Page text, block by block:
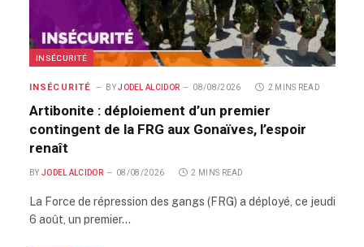
INSÉCURITÉ
INSÉCURITÉ BY JODEL ALCIDOR 08/08/2026 2 MINS READ
Artibonite : déploiement d’un premier
contingent de la FRG aux Gonaïves, l’espoir
renaît
BY JODEL ALCIDOR 08/08/2026 2 MINS READ
La Force de répression des gangs (FRG) a déployé, ce jeudi
6 août, un premier…